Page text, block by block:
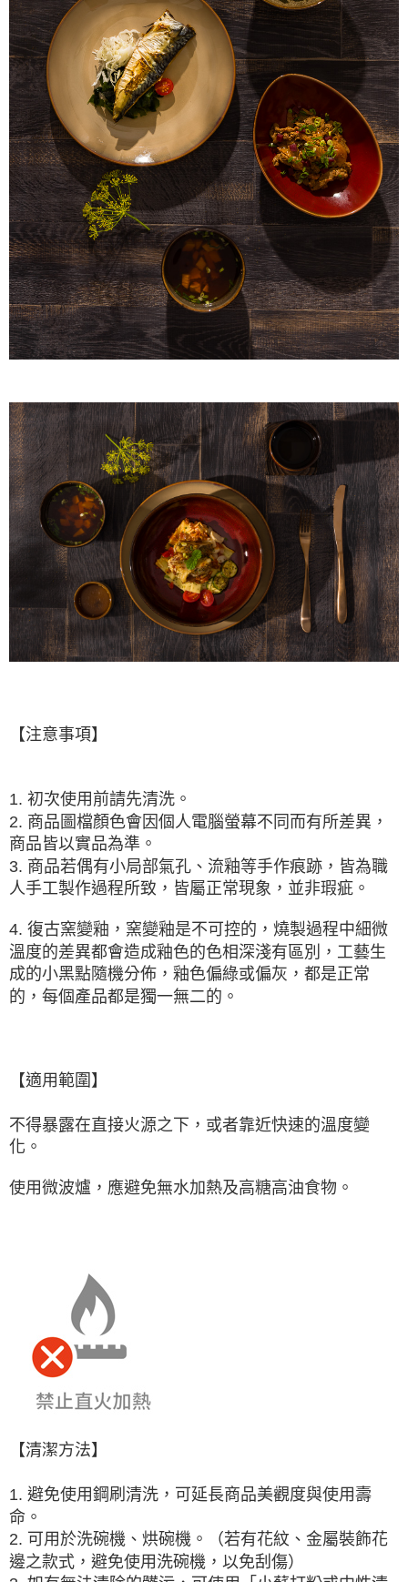
【注意事項】
1. 初次使用前請先清洗。
2. 商品圖檔顏色會因個人電腦螢幕不同而有所差異，
商品皆以實品為準。
3. 商品若偶有小局部氣孔、流釉等手作痕跡，皆為職
人手工製作過程所致，皆屬正常現象，並非瑕疵。
4. 復古窯變釉，窯變釉是不可控的 ，燒製過程中細微
溫度的差異都會造成釉色的色相深淺有區別，工藝生
成的小黑點隨機分佈，釉色偏綠或偏灰，都是正常
的，每個產品都是獨一無二的。
【適用範圍】
不得暴露在直接火源之下，或者靠近快速的溫度變
化。
使用微波爐，應避免無水加熱及高糖高油食物 。
【清潔方法】
1. 避免使用鋼刷清洗，可延長商品美觀度與使用壽
命。
2. 可用於洗碗機、烘碗機。（若有花紋、金屬裝飾花
邊之款式，避免使用洗碗機，以免刮傷）